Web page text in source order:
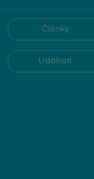
Články
Události